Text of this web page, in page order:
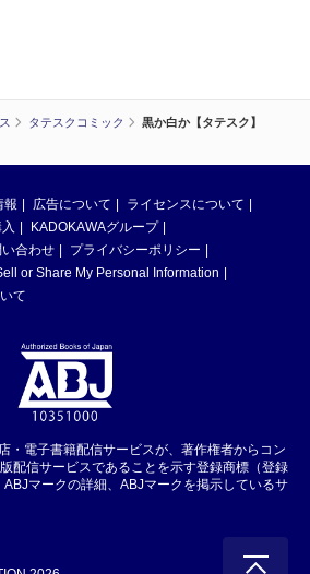
タテスクコミック
黒か白か【タテスク】
報 広告について
ライセンスについて
KADOKAWAグループ
い合わせ
プライバシーポリシー
or Share My Personal Information
て
・電子書籍配信サービスが、著作権者からコン
配信サービスであることを示す登録商標（登録
マークの詳細、ABJマークを掲示しているサ